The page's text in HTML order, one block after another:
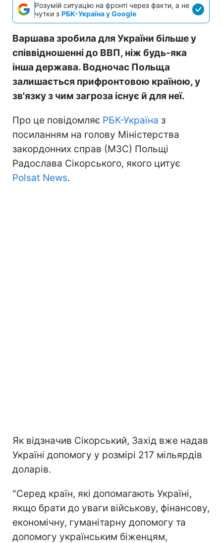
Розумій ситуацію на фронті через факти, а не
чутки з РБК-Україна у Google
Варшава зробила для України більше у
співвідношенні до ВВП, ніж будь-яка
інша держава. Водночас Польща
залишається прифронтовою країною, у
зв'язку з чим загроза існує й для неї.
Про це повідомляє РБК-Україна з
посиланням на голову Міністерства
закордонних справ (МЗС) Польщі
Радослава Сікорського, якого цитує
Polsat News.
Як відзначив Сікорський, Захід вже надав
Україні допомогу у розмірі 217 мільярдів
доларів.
"Серед країн, які допомагають Україні,
якщо брати до уваги військову, фінансову,
економічну, гуманітарну допомогу та
допомогу українським біженцям,